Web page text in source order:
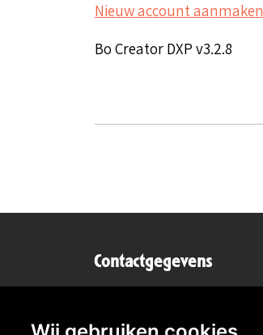
Nieuw account aanmaken
Bo Creator DXP v3.2.8
Contactgegevens
Mail secretaris